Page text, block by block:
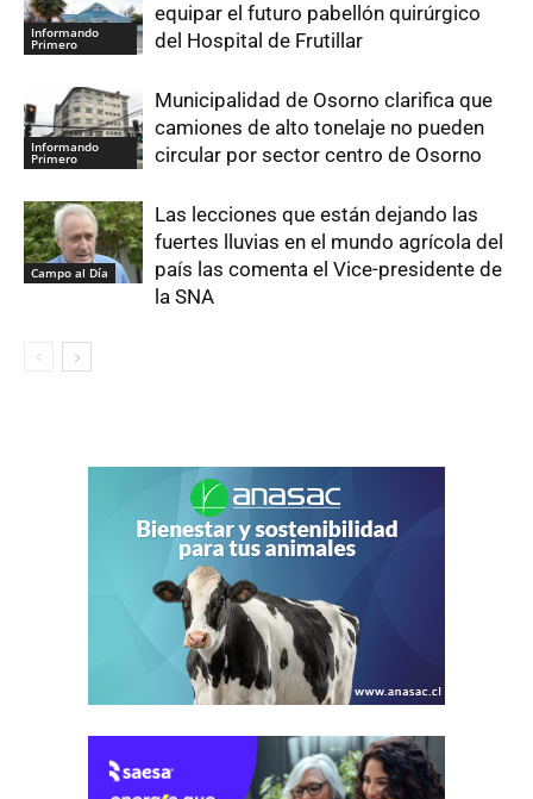
Informando
Primero
equipar el futuro pabellón quirúrgico
del Hospital de Frutillar
Informando
Primero
Municipalidad de Osorno clarifica que
camiones de alto tonelaje no pueden
circular por sector centro de Osorno
Campo al Día
Las lecciones que están dejando las
fuertes lluvias en el mundo agrícola del
país las comenta el Vice-presidente de
la SNA